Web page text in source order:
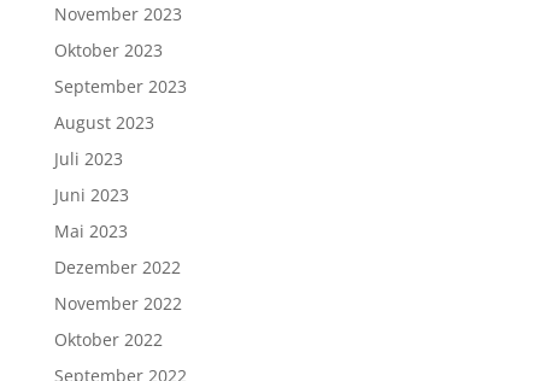
November 2023
Oktober 2023
September 2023
August 2023
Juli 2023
Juni 2023
Mai 2023
Dezember 2022
November 2022
Oktober 2022
September 2022